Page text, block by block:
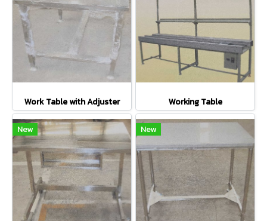
Work Table with Adjuster Working Table
New New